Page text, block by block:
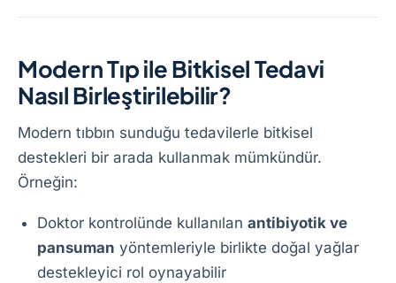
Modern Tıp ile Bitkisel Tedavi
Nasıl Birleştirilebilir?
Modern tıbbın sunduğu tedavilerle bitkisel
destekleri bir arada kullanmak mümkündür.
Örneğin:
Doktor kontrolünde kullanılanantibiyotik ve
pansuman yöntemleriyle birlikte doğal yağlar
destekleyici rol oynayabilir